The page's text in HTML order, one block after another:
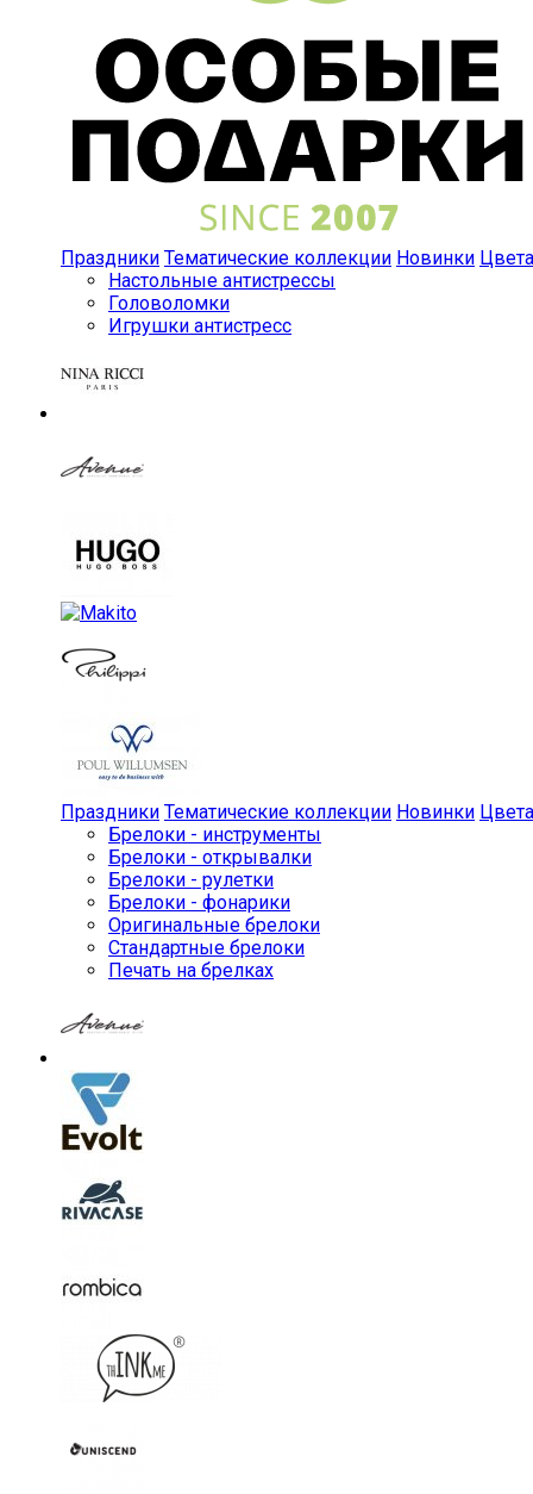
Праздники Тематические коллекции Новинки Цвета
Настольные антистрессы
Головоломки
Игрушки антистресс
Праздники Тематические коллекции Новинки Цвета
Брелоки - инструменты
Брелоки - открывалки
Брелоки - рулетки
Брелоки - фонарики
Оригинальные брелоки
Стандартные брелоки
Печать на брелках